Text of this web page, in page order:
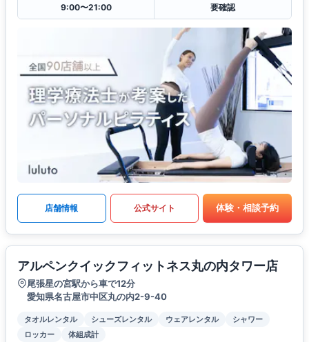
9:00〜21:00
要確認
店舗情報 公式サイト 体験・相談予約
アルペンクイックフィットネス丸の内タワー店
尾張星の宮駅から車で12分
愛知県名古屋市中区丸の内2-9-40
タオルレンタル シューズレンタル ウェアレンタル
シャワー
ロッカー
体組成計